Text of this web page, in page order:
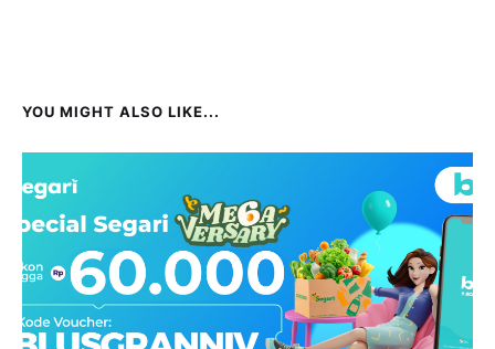
YOU MIGHT ALSO LIKE...